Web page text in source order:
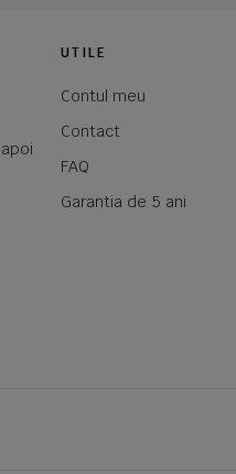
UTILE
Contul meu
Contact
FAQ
Garantia de 5 ani